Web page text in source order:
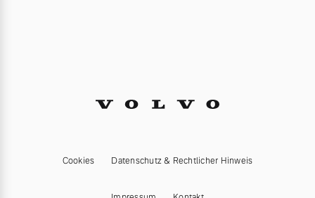
Cookies Datenschutz & Rechtlicher Hinweis